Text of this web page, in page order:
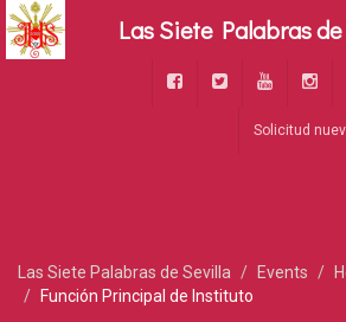
Solicitud
Las Siete Palabras de Sevilla Events
Función Principal de Instituto
Las Siete Palabras